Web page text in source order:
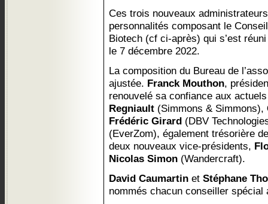
Ces trois nouveaux
personnalités composant le
Biotech (cf ci-après) qui s’est
le 7 décembre 2022.
La composition du Bureau de
ajustée. Franck Mouthon,
renouvelé sa confiance aux
Regniault (Simmons & Simmons),
Frédéric Girard (DBV
(EverZom), également trésorière
deux nouveaux vice-présidents,
Nicolas Simon (Wandercraft).
David Caumartin et Stéphane
nommés chacun conseiller spécial